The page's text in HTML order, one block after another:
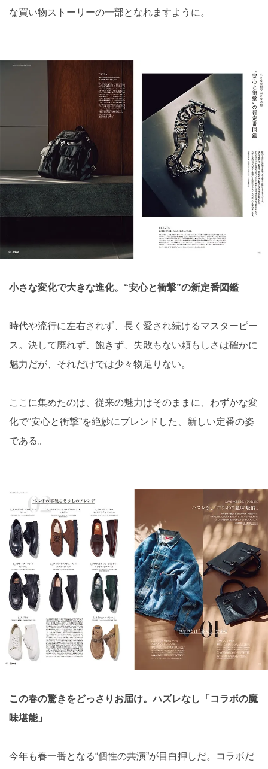
な買い物ストーリーの一部となれますように。
小さな変化で大きな進化。“安心と衝撃”の新定番図鑑
時代や流行に左右されず、長く愛され続けるマスターピー
ス。決して廃れず、飽きず、失敗もない頼もしさは確かに
魅力だが、それだけでは少々物足りない。
ここに集めたのは、従来の魅力はそのままに、わずかな変
化で“安心と衝撃”を絶妙にブレンドした、新しい定番の姿
である。
この春の驚きをどっさりお届け。ハズレなし「コラボの魔
味堪能」
今年も春一番となる“個性の共演”が目白押しだ。コラボだ